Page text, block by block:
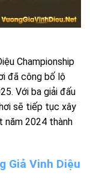
Championship
đã công bố lộ
Với ba giải đấu
sẽ tiếp tục xây
năm 2024 thành
Giả Vinh Diệu